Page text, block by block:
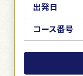
出発日
コース番号